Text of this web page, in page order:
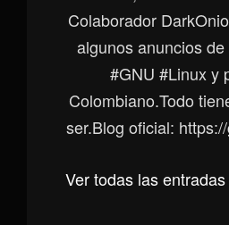
Colaborador
algunos anuncios
#GNU #Linux y
Colombiano.Todo
ser.Blog oficial:
Ver todas las